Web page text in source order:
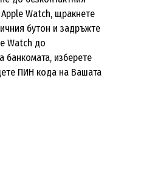
Watch, щракнете
бутон и задръжте
Watch до
банкомата, изберете
ПИН кода на Вашата